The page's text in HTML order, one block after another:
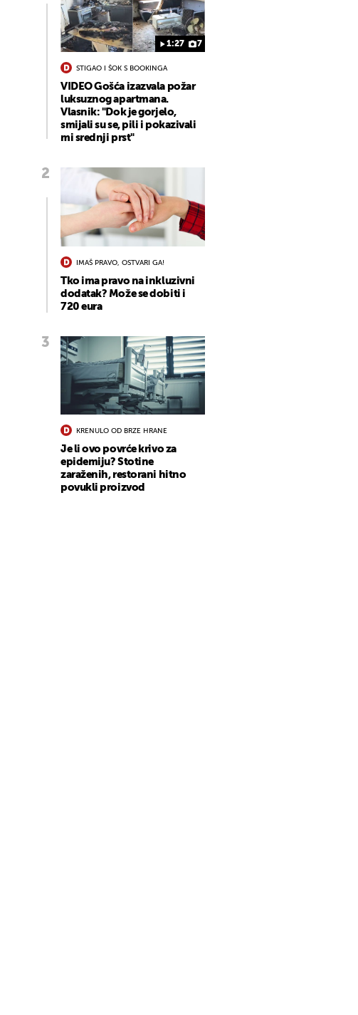
1:27 7
STIGAO I ŠOK S BOOKINGA
VIDEO Gošća izazvala požar
luksuznog apartmana.
Vlasnik: "Dok je gorjelo,
smijali su se, pili i pokazivali
mi srednji prst"
IMAŠ PRAVO, OSTVARI GA!
Tko ima pravo na inkluzivni
dodatak? Može se dobiti i
720 eura
KRENULO OD BRZE HRANE
Je li ovo povrće krivo za
epidemiju? Stotine
zaraženih, restorani hitno
povukli proizvod